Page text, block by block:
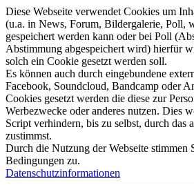
Diese Webseite verwendet Cookies um
(u.a. in News, Forum, Bildergalerie, Poll,
gespeichert werden kann oder bei Poll
Abstimmung abgespeichert wird) hierfür
solch ein Cookie gesetzt werden soll.
Es können auch durch eingebundene
Facebook, Soundcloud, Bandcamp oder
Cookies gesetzt werden die diese zur
Werbezwecke oder anderes nutzen. Dies
Script verhindern, bis zu selbst, durch das
zustimmst.
Durch die Nutzung der Webseite stimmen
Bedingungen zu.
Datenschutzinformationen